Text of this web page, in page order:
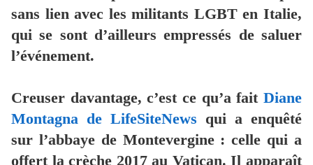
sans lien avec les militants LGBT en Italie,
qui se sont d’ailleurs empressés de saluer
l’événement.
Creuser davantage, c’est ce qu’a fait Diane
Montagna de LifeSiteNews qui a enquêté
sur l’abbaye de Montevergine : celle qui a
offert la crèche 2017 au Vatican. Il apparaît